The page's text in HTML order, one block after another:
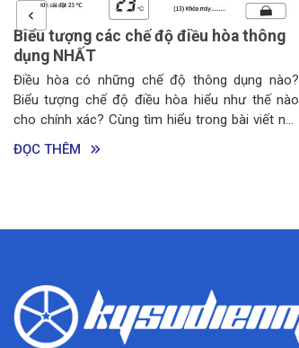
Biểu tượng các chế độ điều hòa thông
dụng NHẤT
Điều hòa có những chế độ thông dụng nào?
Biểu tượng chế độ điều hòa hiểu như thế nào
cho chính xác? Cùng tìm hiểu trong bài viết này
ĐỌC THÊM